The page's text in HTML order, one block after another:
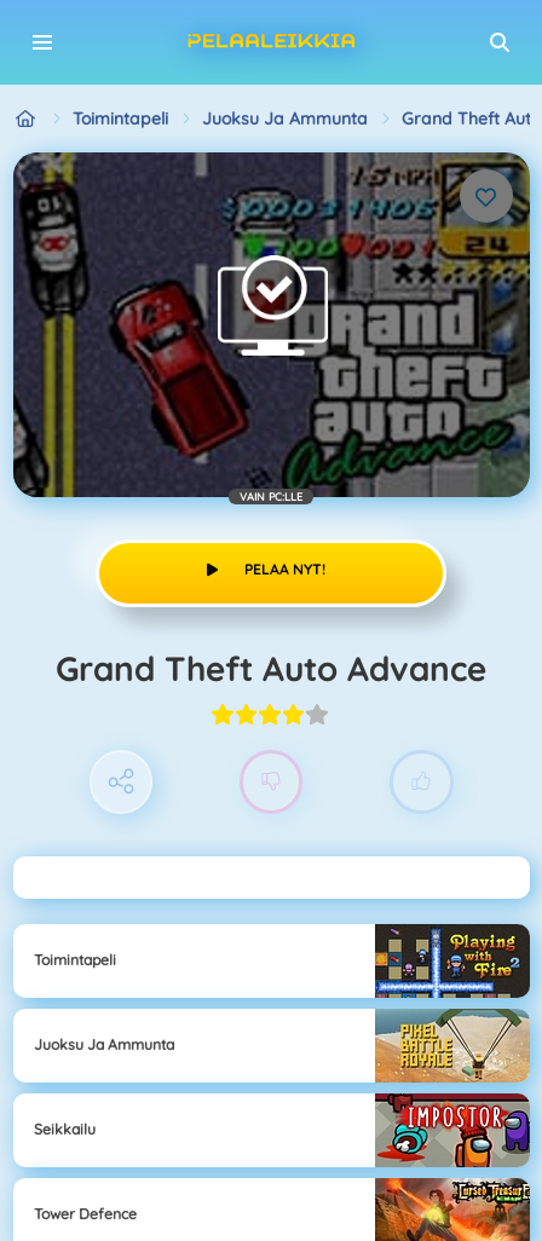
Toimintapeli Juoksu Ja Ammunta Grand Theft
VAIN PC:LLE
PELAA NYT!
Grand Theft Auto Advance
Toimintapeli
Juoksu Ja Ammunta
Seikkailu
Tower Defence